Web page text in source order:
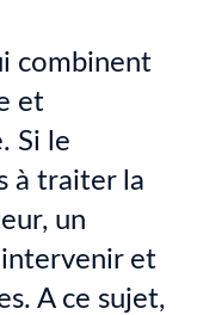
combinent
et
Si le
à traiter la
un
et
A ce sujet,